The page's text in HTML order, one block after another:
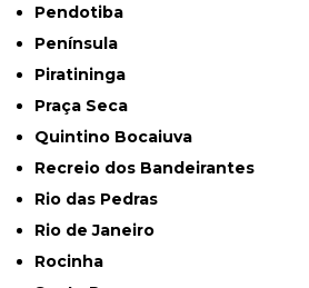
Pendotiba
Península
Piratininga
Praça Seca
Quintino Bocaiuva
Recreio dos Bandeirantes
Rio das Pedras
Rio de Janeiro
Rocinha